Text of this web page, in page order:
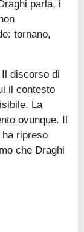
parla, i
tornano,
discorso di
il contesto
La
ovunque. Il
ripreso
che Draghi